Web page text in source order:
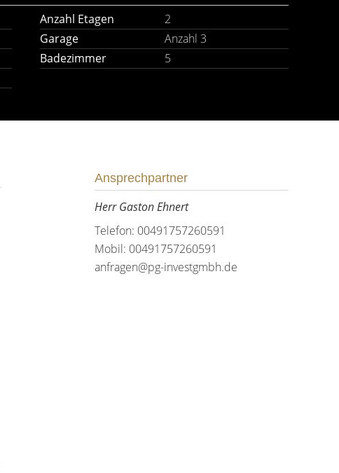
Anzahl Etagen
2
Garage
Anzahl 3
Badezimmer
5
Ansprechpartner
Herr Gaston Ehnert
Telefon: 00491757260591
Mobil: 00491757260591
anfragen@pg-investgmbh.de